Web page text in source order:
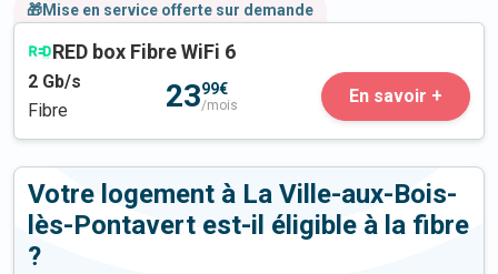
🎁Mise en service offerte sur demande
RED box Fibre WiFi 6
2 Gb/s
Fibre
2399€
/mois En savoir +
Votre logement à La Ville-aux-Bois-
lès-Pontavert est-il éligible à la fibre
?